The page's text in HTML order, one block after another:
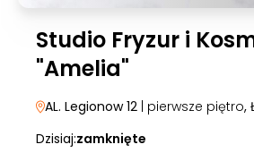
Studio Fryzur i
"Amelia"
AL. Legionow 12 | pierwsze piętro,
Dzisiaj:zamknięte